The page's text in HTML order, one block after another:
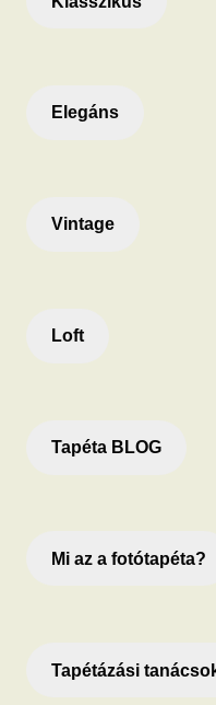
Elegáns
Vintage
Loft
Tapéta BLOG
Mi az a fotótapéta?
Tapétázási